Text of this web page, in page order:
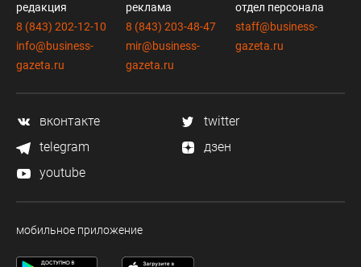
редакция
8 (843) 202-12-10
info@business-
gazeta.ru
реклама
8 (843) 203-48-47
mir@business-
gazeta.ru
отдел персонала
staff@business-
gazeta.ru
вконтакте
twitter
telegram
дзен
youtube
мобильное приложение